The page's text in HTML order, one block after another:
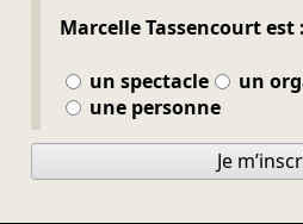
Marcelle Tassencourt est :
un spectacle
un
une personne
Je